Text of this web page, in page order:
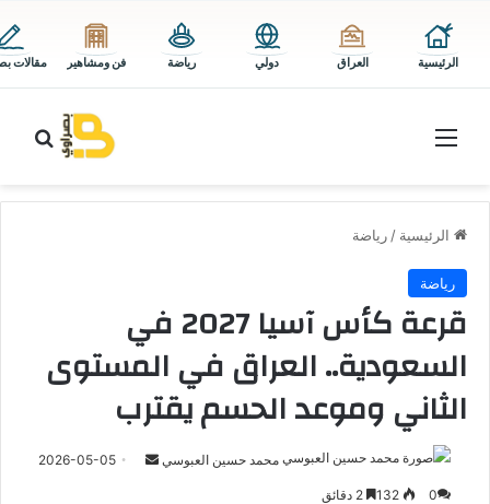
الرئيسية العراق دولي رياضة فن ومشاهير مقالات
القائمة
الرئيسية / رياضة
رياضة
قرعة كأس آسيا 2027 في
السعودية.. العراق في المستوى
الثاني وموعد الحسم يقترب
محمد حسين العبوسي
أرسل 2026-05-05
0